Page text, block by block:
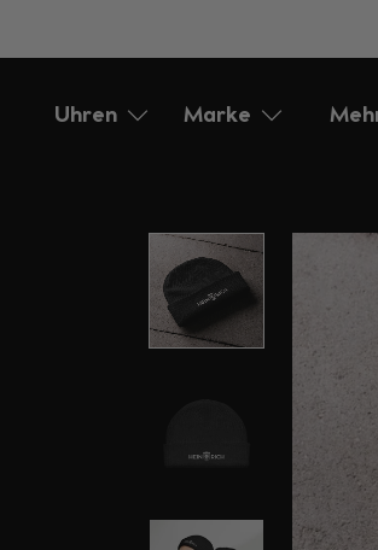
Uhren
Marke